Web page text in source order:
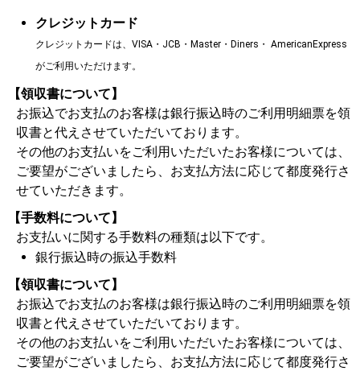
クレジットカード
クレジットカードは、VISA・JCB・Master・Diners・ AmericanExpress
がご利用いただけます。
【領収書について】
お振込でお支払のお客様は銀行振込時のご利用明細票を領
収書と代えさせていただいております。
その他のお支払いをご利用いただいたお客様については、
ご要望がございましたら、お支払方法に応じて都度発行さ
せていただきます。
【手数料について】
お支払いに関する手数料の種類は以下です。
銀行振込時の振込手数料
【領収書について】
お振込でお支払のお客様は銀行振込時のご利用明細票を領
収書と代えさせていただいております。
その他のお支払いをご利用いただいたお客様については、
ご要望がございましたら、お支払方法に応じて都度発行さ